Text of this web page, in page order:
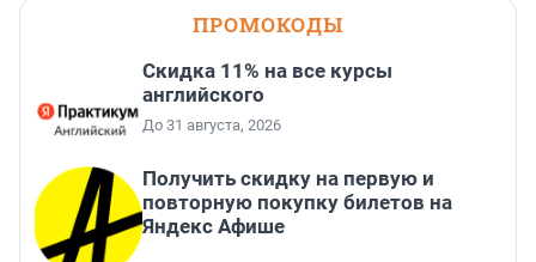
ПРОМОКОДЫ
Скидка 11% на все курсы
английского
До 31 августа, 2026
Получить скидку на первую и
повторную покупку билетов на
Яндекс Афише